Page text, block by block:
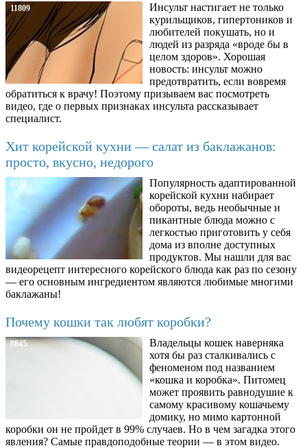
11809
Инсульт настигает не только
курильщиков, гипертоников и
любителей покушать, но и
людей из разряда «вроде бы в
целом здоров». Хорошая
новость: инсульт можно
предотвратить, если вовремя
обратиться к врачу! Поэтому призываем вас посмотреть
видео, где о первых признаках инсульта рассказывает
специалист.
Хит корейской кухни — салат из баклажанов:
просто, вкусно, недорого
6734
Популярность адаптированной
корейской кухни набирает
обороты, ведь необычные и
пикантные блюда можно с
легкостью приготовить у себя
дома из вполне доступных
продуктов. Мы нашли для вас
видеорецепт интересного корейского блюда как раз по сезону
— его основным ингредиентом являются любимые многими
баклажаны!
Почему кошки так любят коробки?
8845
Владельцы кошек наверняка
хотя бы раз сталкивались с
феноменом под названием
«кошка и коробка». Питомец
может проявить равнодушие к
самому красивому кошачьему
домику, но мимо картонной
коробки он не пройдет в 99% случаев. Но в чем загадка этого
явления? Самые правдоподобные теории — в этом видео.